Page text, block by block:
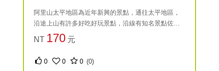
阿里山太平地區為近年新興的景點，通往太平地區，
沿途上山有許多好吃好玩景點，沿線有知名景點佐登
妮絲、梅問屋銅管樂器、太平雲梯、太平老街等潛力
觀光景點，梅子、黃頭鷺、雲梯雲海已頗負盛名，得
天獨厚的地形更培育出精品級的阿里山茶及咖啡，歡
迎搭乘台灣好行太平線，感受輕鬆又有趣的旅行。
NT 170 元
0 0 0 (0)